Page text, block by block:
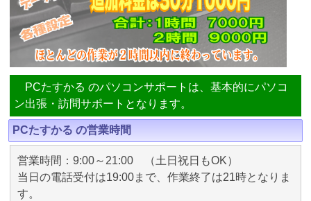
PCたすかる のパソコンサポートは、基本的にパソコ
ン出張・訪問サポートとなります。
PCたすかる の営業時間
営業時間：9:00～21:00 （土日祝日もOK）
当日の電話受付は19:00まで、作業終了は21時となりま
す。